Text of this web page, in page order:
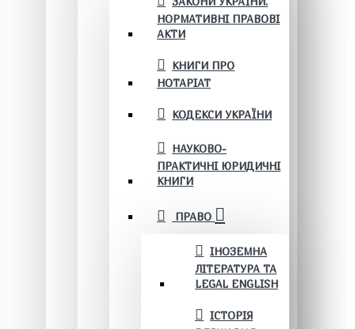
НОРМАТИВНІ ПРАВОВІ
АКТИ
КНИГИ ПРО
НОТАРІАТ
КОДЕКСИ УКРАЇНИ
НАУКОВО-
ПРАКТИЧНІ ЮРИДИЧНІ
КНИГИ
ПРАВО
ІНОЗЕМНА
ЛІТЕРАТУРА ТА
LEGAL ENGLISH
ІСТОРІЯ